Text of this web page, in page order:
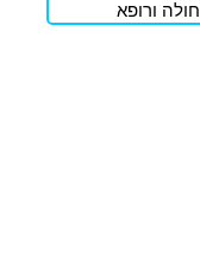
חולה ורופא